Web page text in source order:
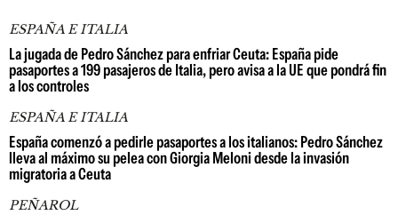
ESPAÑA E ITALIA
La jugada de Pedro Sánchez para enfriar Ceuta: España pide
pasaportes a 199 pasajeros de Italia, pero avisa a la UE que pondrá fin
a los controles
ESPAÑA E ITALIA
España comenzó a pedirle pasaportes a los italianos: Pedro Sánchez
lleva al máximo su pelea con Giorgia Meloni desde la invasión
migratoria a Ceuta
PEÑAROL